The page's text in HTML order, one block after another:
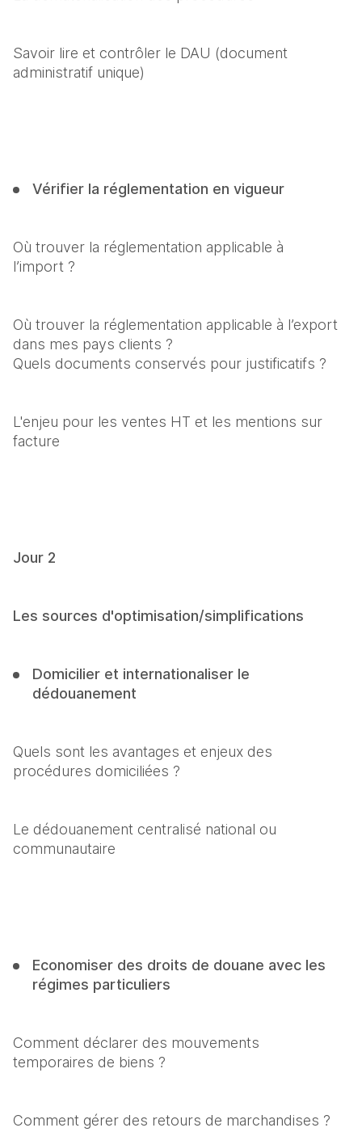
Savoir lire et contrôler le DAU (document
administratif unique)
Vérifier la réglementation en vigueur
Où trouver la réglementation applicable à
l’import ?
Où trouver la réglementation applicable à l’export
dans mes pays clients ?
Quels documents conservés pour justificatifs ?
L'enjeu pour les ventes HT et les mentions sur
facture
Jour 2
Les sources d'optimisation/simplifications
Domicilier et internationaliser le
dédouanement
Quels sont les avantages et enjeux des
procédures domiciliées ?
Le dédouanement centralisé national ou
communautaire
Economiser des droits de douane avec les
régimes particuliers
Comment déclarer des mouvements
temporaires de biens ?
Comment gérer des retours de marchandises ?